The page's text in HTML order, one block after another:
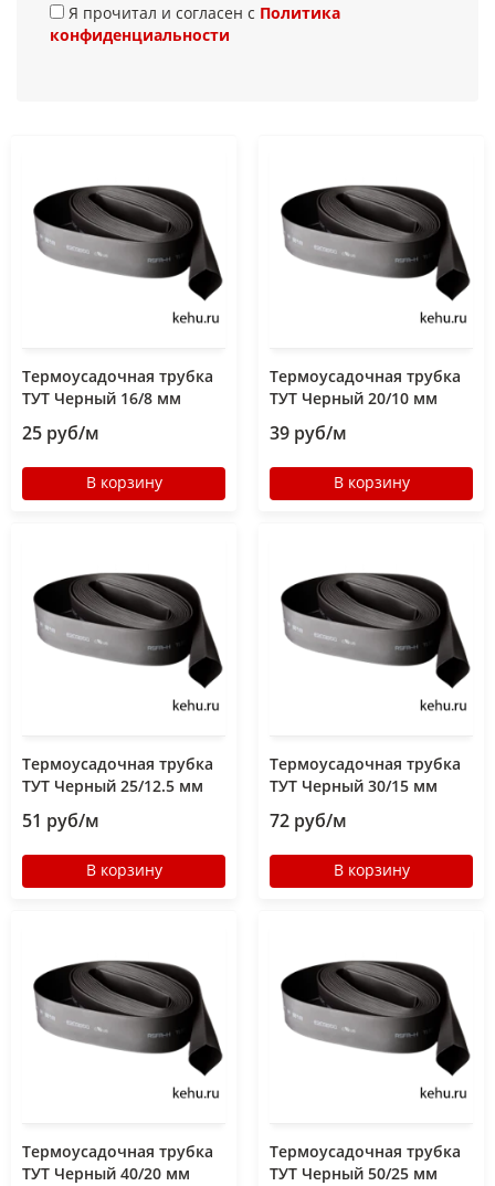
Я прочитал и согласен с Политика
конфиденциальности
Термоусадочная трубка
ТУТ Черный 16/8 мм
25 руб/м
В корзину
Термоусадочная трубка
ТУТ Черный 20/10 мм
39 руб/м
В корзину
Термоусадочная трубка
ТУТ Черный 25/12.5 мм
51 руб/м
В корзину
Термоусадочная трубка
ТУТ Черный 30/15 мм
72 руб/м
В корзину
Термоусадочная трубка
ТУТ Черный 40/20 мм
Термоусадочная трубка
ТУТ Черный 50/25 мм